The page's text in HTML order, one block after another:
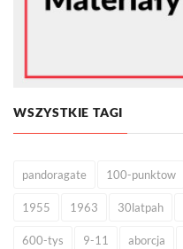
WSZYSTKIE TAGI
pandoragate 100-punktow
1955 1963 30latpah
600-tys 9-11 aborcja